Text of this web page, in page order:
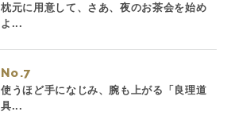
枕元に用意して、さあ、夜のお茶会を始め
よ...
No.
使うほど手になじみ、腕も上がる「良理道
具...